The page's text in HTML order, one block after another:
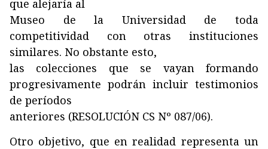
que alejaría al
Museo de la Universidad de toda
competitividad con otras instituciones
similares. No obstante esto,
las colecciones que se vayan formando
progresivamente podrán incluir testimonios
de períodos
anteriores (RESOLUCIÓN CS Nº 087/06).
Otro objetivo, que en realidad representa un